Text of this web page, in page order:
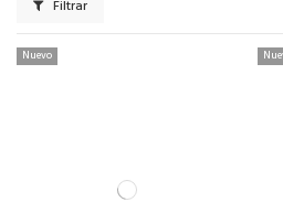
Filtrar
Nuevo